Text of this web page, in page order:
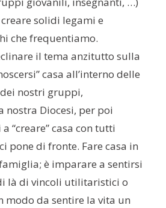
solidi legami e
che frequentiamo.
il tema anzitutto sulla
casa all’interno delle
nostri gruppi,
nostra Diocesi, per poi
“creare” casa con tutti
pone di fronte. Fare casa in
è imparare a sentirsi
là di vincoli utilitaristici o
modo da sentire la vita un